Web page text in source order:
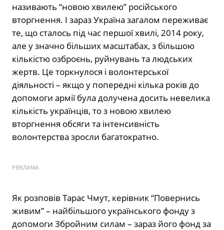
називають “новою хвилею” російського
вторгнення. І зараз Україна загалом переживає
те, що сталось під час першої хвилі, 2014 року,
але у значно більших масштабах, з більшою
кількістю озброєнь, руйнувань та людських
жертв. Це торкнулося і волонтерської
діяльності – якщо у попередні кілька років до
допомоги армії була долучена досить невелика
кількість українців, то з новою хвилею
вторгнення обсяги та інтенсивність
волонтерства зросли багатократно.
РЕКЛАМА
Як розповів Тарас Чмут, керівник “Повернись
живим” – найбільшого українського фонду з
допомоги Збройним силам – зараз його фонд за